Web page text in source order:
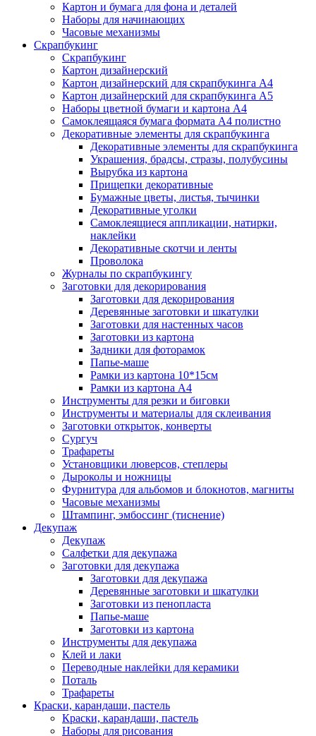
Картон и бумага для фона и деталей
Наборы для начинающих
Часовые механизмы
Скрапбукинг
Скрапбукинг
Картон дизайнерский
Картон дизайнерский для скрапбукинга А4
Картон дизайнерский для скрапбукинга А5
Наборы цветной бумаги и картона А4
Самоклеящаяся бумага формата А4 полистно
Декоративные элементы для скрапбукинга
Декоративные элементы для скрапбукинга
Украшения, брадсы, стразы, полубусины
Вырубка из картона
Прищепки декоративные
Бумажные цветы, листья, тычинки
Декоративные уголки
Самоклеящиеся аппликации, натирки,
наклейки
Декоративные скотчи и ленты
Проволока
Журналы по скрапбукингу
Заготовки для декорирования
Заготовки для декорирования
Деревянные заготовки и шкатулки
Заготовки для настенных часов
Заготовки из картона
Задники для фоторамок
Папье-маше
Рамки из картона 10*15см
Рамки из картона А4
Инструменты для резки и биговки
Инструменты и материалы для склеивания
Заготовки открыток, конверты
Сургуч
Трафареты
Установщики люверсов, степлеры
Дыроколы и ножницы
Фурнитура для альбомов и блокнотов, магниты
Часовые механизмы
Штампинг, эмбоссинг (тиснение)
Декупаж
Декупаж
Салфетки для декупажа
Заготовки для декупажа
Заготовки для декупажа
Деревянные заготовки и шкатулки
Заготовки из пенопласта
Папье-маше
Заготовки из картона
Инструменты для декупажа
Клей и лаки
Переводные наклейки для керамики
Поталь
Трафареты
Краски, карандаши, пастель
Краски, карандаши, пастель
Наборы для рисования